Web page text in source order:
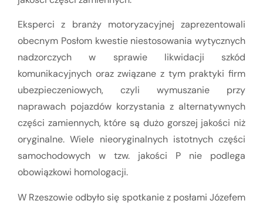
Eksperci z branży motoryzacyjnej zaprezentowali
obecnym Posłom kwestie niestosowania wytycznych
nadzorczych w sprawie likwidacji szkód
komunikacyjnych oraz związane z tym praktyki firm
ubezpieczeniowych, czyli wymuszanie przy
naprawach pojazdów korzystania z alternatywnych
części zamiennych, które są dużo gorszej jakości niż
oryginalne. Wiele nieoryginalnych istotnych części
samochodowych w tzw. jakości P nie podlega
obowiązkowi homologacji.
W Rzeszowie odbyło się spotkanie z posłami Józefem